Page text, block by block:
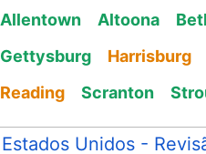
Allentown Altoona
Gettysburg
Harrisburg
Reading
Scranton
Estados Unidos -